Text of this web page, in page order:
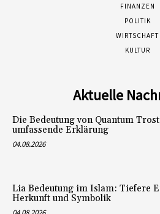
FINANZEN
POLITIK
WIRTSCHAFT
KULTUR
Aktuelle
Die Bedeutung von Quantum
umfassende Erklärung
04.08.2026
Lia Bedeutung im Islam: Tiefere
Herkunft und Symbolik